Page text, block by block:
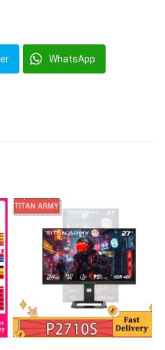
WhatsApp